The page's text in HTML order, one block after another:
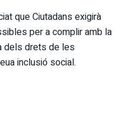
que Ciutadans exigirà
per a complir amb la
dels drets de les
inclusió social.